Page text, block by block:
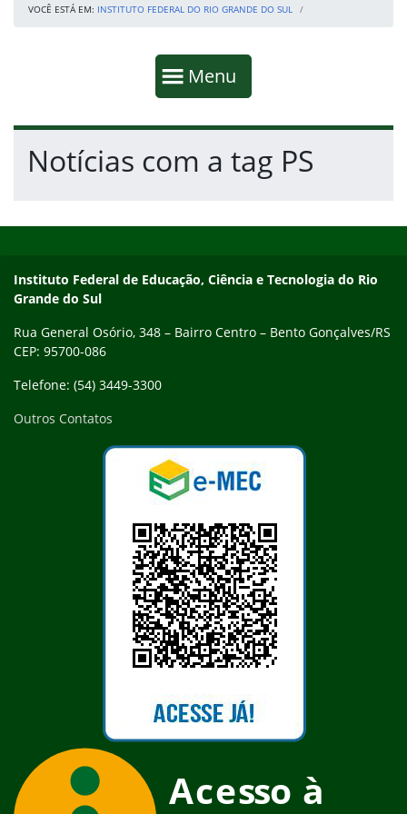
VOCÊ ESTÁ EM: INSTITUTO FEDERAL DO RIO GRANDE DO SUL
Mostrar
Menu
Fim da navegação
Início do conteúdo
Notícias com a tag PS
Contato
Instituto Federal de Educação, Ciência e Tecnologia do Rio
Grande do Sul
Rua General Osório, 348 – Bairro Centro – Bento Gonçalves/RS
CEP: 95700-086
Telefone: (54) 3449-3300
Outros Contatos